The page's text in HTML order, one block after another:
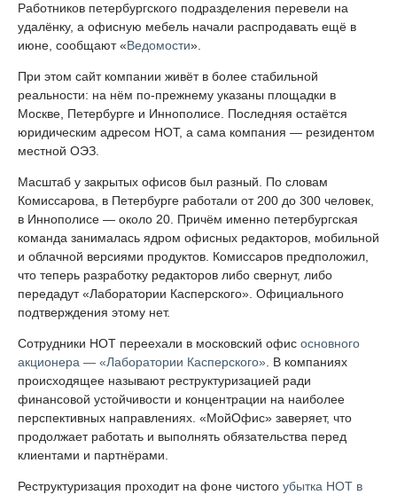
Работников петербургского подразделения перевели на
удалёнку, а офисную мебель начали распродавать ещё в
июне, сообщают «Ведомости».
При этом сайт компании живёт в более стабильной
реальности: на нём по-прежнему указаны площадки в
Москве, Петербурге и Иннополисе. Последняя остаётся
юридическим адресом НОТ, а сама компания — резидентом
местной ОЭЗ.
Масштаб у закрытых офисов был разный. По словам
Комиссарова, в Петербурге работали от 200 до 300 человек,
в Иннополисе — около 20. Причём именно петербургская
команда занималась ядром офисных редакторов, мобильной
и облачной версиями продуктов. Комиссаров предположил,
что теперь разработку редакторов либо свернут, либо
передадут «Лаборатории Касперского». Официального
подтверждения этому нет.
Сотрудники НОТ переехали в московский офис основного
акционера — «Лаборатории Касперского». В компаниях
происходящее называют реструктуризацией ради
финансовой устойчивости и концентрации на наиболее
перспективных направлениях. «МойОфис» заверяет, что
продолжает работать и выполнять обязательства перед
клиентами и партнёрами.
Реструктуризация проходит на фоне чистого убытка НОТ в